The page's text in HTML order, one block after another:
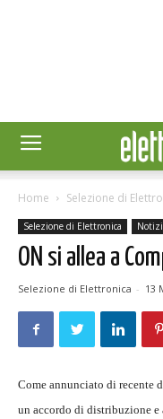
Home Selezione di
Selezione di Elettronica
ON si allea a
Selezione di Elettronica - 13
Come annunciato di recente
un accordo di distribuzione e